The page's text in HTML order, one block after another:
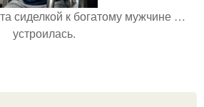
сиделкой к богатому мужчине …
устроилась.